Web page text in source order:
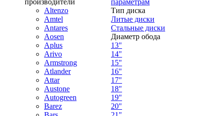
производители
Altenzo
Amtel
Antares
Aosen
Aplus
Arivo
Armstrong
Atlander
Attar
Austone
Autogreen
Barez
параметрам
Тип диска
Литые диски
Стальные диски
Диаметр обода
13"
14"
15"
16"
17"
18"
19"
20"